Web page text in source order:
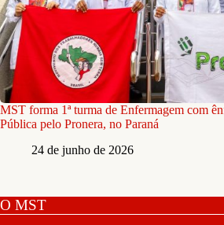
MST forma 1ª turma de Enfermagem com
Pública pelo Pronera, no Paraná
24 de junho de 2026
O MST